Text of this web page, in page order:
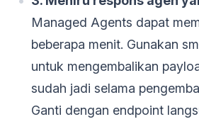
Managed Agents dapat
beberapa menit. Gunakan
untuk mengembalikan
sudah jadi selama
Ganti dengan endpoint